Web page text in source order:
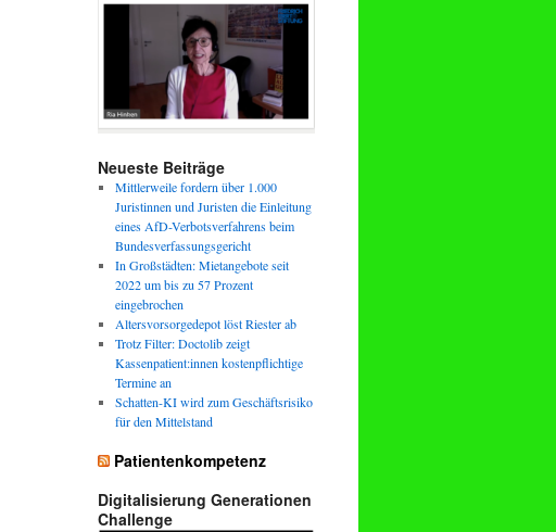
Neueste Beiträge
Mittlerweile fordern über 1.000
Juristinnen und Juristen die Einleitung
eines AfD-Verbotsverfahrens beim
Bundesverfassungsgericht
In Großstädten: Mietangebote seit
2022 um bis zu 57 Prozent
eingebrochen
Altersvorsorgedepot löst Riester ab
Trotz Filter: Doctolib zeigt
Kassenpatient:innen kostenpflichtige
Termine an
Schatten-KI wird zum Geschäftsrisiko
für den Mittelstand
Patientenkompetenz
Digitalisierung Generationen
Challenge